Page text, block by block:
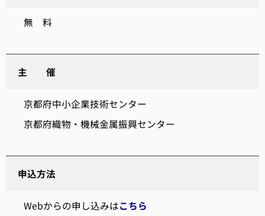
無 料
主 催
京都府中小企業技術センター
京都府織物・機械金属振興センター
申込方法
Webからの申し込みはこちら